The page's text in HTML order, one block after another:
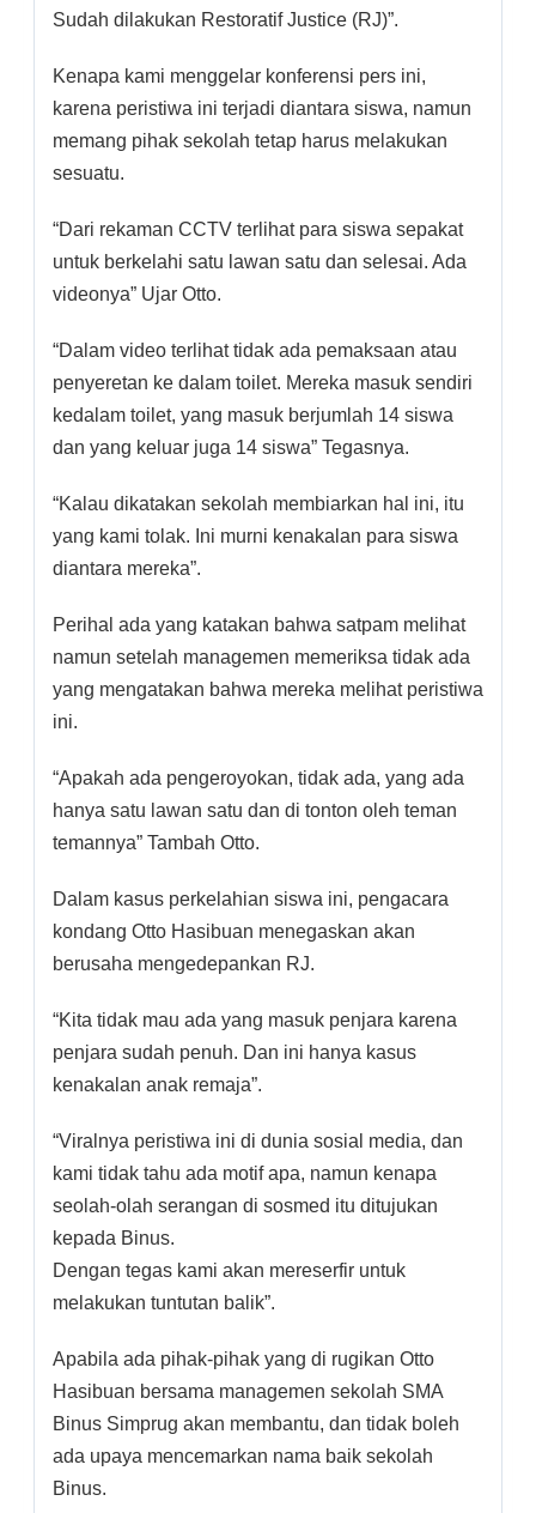
Sudah dilakukan Restoratif Justice (RJ)”.
Kenapa kami menggelar konferensi pers ini,
karena peristiwa ini terjadi diantara siswa, namun
memang pihak sekolah tetap harus melakukan
sesuatu.
“Dari rekaman CCTV terlihat para siswa sepakat
untuk berkelahi satu lawan satu dan selesai. Ada
videonya” Ujar Otto.
“Dalam video terlihat tidak ada pemaksaan atau
penyeretan ke dalam toilet. Mereka masuk sendiri
kedalam toilet, yang masuk berjumlah 14 siswa
dan yang keluar juga 14 siswa” Tegasnya.
“Kalau dikatakan sekolah membiarkan hal ini, itu
yang kami tolak. Ini murni kenakalan para siswa
diantara mereka”.
Perihal ada yang katakan bahwa satpam melihat
namun setelah managemen memeriksa tidak ada
yang mengatakan bahwa mereka melihat peristiwa
ini.
“Apakah ada pengeroyokan, tidak ada, yang ada
hanya satu lawan satu dan di tonton oleh teman
temannya” Tambah Otto.
Dalam kasus perkelahian siswa ini, pengacara
kondang Otto Hasibuan menegaskan akan
berusaha mengedepankan RJ.
“Kita tidak mau ada yang masuk penjara karena
penjara sudah penuh. Dan ini hanya kasus
kenakalan anak remaja”.
“Viralnya peristiwa ini di dunia sosial media, dan
kami tidak tahu ada motif apa, namun kenapa
seolah-olah serangan di sosmed itu ditujukan
kepada Binus.
Dengan tegas kami akan mereserfir untuk
melakukan tuntutan balik”.
Apabila ada pihak-pihak yang di rugikan Otto
Hasibuan bersama managemen sekolah SMA
Binus Simprug akan membantu, dan tidak boleh
ada upaya mencemarkan nama baik sekolah
Binus.